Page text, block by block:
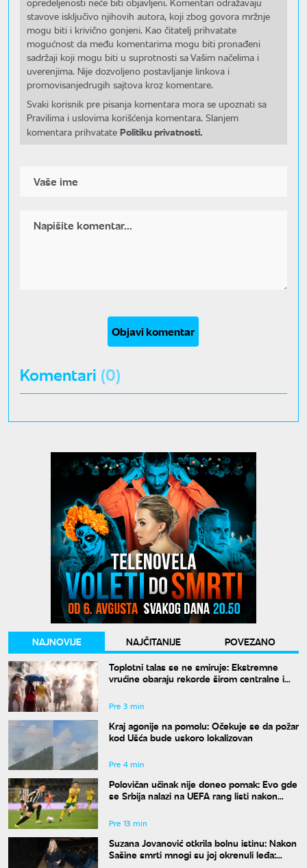
stavove isključivo njihovih autora, koji zbog govora mržnje
mogu biti i krivično gonjeni. Kao čitatelj prihvatate
mogućnost da među komentarima mogu biti pronađeni
sadržaji koji mogu biti u suprotnosti sa Vašim načelima i
uverenjima. Nije dozvoljeno postavljanje linkova i
promovisanjedrugih sajtova kroz komentare.
Svaki korisnik pre pisanja komentara mora se upoznati sa
Pravilima i uslovima korišćenja komentara. Slanjem
komentara prihvatate Politiku privatnosti.
Objavi komentar
Komentari (0)
NAJNOVIJE NAJČITANIJE
POVEZANO
Toplotni talas se ne smiruje: Ekstremne
vrućine obaraju rekorde širom centralne i
Pre 3 min
Kraj agonije na pomolu: Očekuje se da požar
kod Ušća bude uskoro lokalizovan
Pre 4 min
Polovičan učinak nije doneo pomak: Evo gde
se Srbija nalazi na UEFA rang listi nakon
Pre 13 min
Suzana Jovanović otkrila bolnu istinu: Nakon
Sašine smrti mnogi su joj okrenuli leđa: